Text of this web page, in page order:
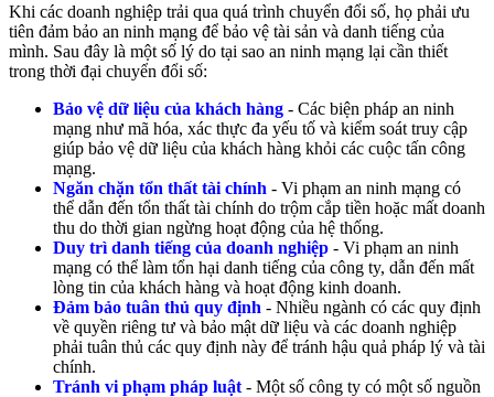
Khi các doanh nghiệp trải qua quá trình chuyển đổi số, họ phải ưu
tiên đảm bảo an ninh mạng để bảo vệ tài sản và danh tiếng của
mình. Sau đây là một số lý do tại sao an ninh mạng lại cần thiết
trong thời đại chuyển đổi số:
Bảo vệ dữ liệu của khách hàng - Các biện pháp an ninh
mạng như mã hóa, xác thực đa yếu tố và kiểm soát truy cập
giúp bảo vệ dữ liệu của khách hàng khỏi các cuộc tấn công
mạng.
Ngăn chặn tổn thất tài chính - Vi phạm an ninh mạng có
thể dẫn đến tổn thất tài chính do trộm cắp tiền hoặc mất doanh
thu do thời gian ngừng hoạt động của hệ thống.
Duy trì danh tiếng của doanh nghiệp - Vi phạm an ninh
mạng có thể làm tổn hại danh tiếng của công ty, dẫn đến mất
lòng tin của khách hàng và hoạt động kinh doanh.
Đảm bảo tuân thủ quy định - Nhiều ngành có các quy định
về quyền riêng tư và bảo mật dữ liệu và các doanh nghiệp
phải tuân thủ các quy định này để tránh hậu quả pháp lý và tài
chính.
Tránh vi phạm pháp luật - Một số công ty có một số nguồn